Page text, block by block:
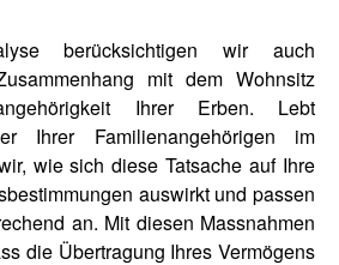
berücksichtigen wir auch
mit dem Wohnsitz
Ihrer Erben. Lebt
Ihrer Familienangehörigen im
wie sich diese Tatsache auf Ihre
auswirkt und passen
an. Mit diesen Massnahmen
die Übertragung Ihres Vermögens